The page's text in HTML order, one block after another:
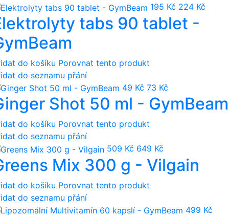
195 Kč 224 Kč
tabs 90 tablet -
do košíku Porovnat tento produkt
do seznamu přání
49 Kč 73 Kč
Shot 50 ml - GymBeam
do košíku Porovnat tento produkt
do seznamu přání
509 Kč 649 Kč
Mix 300 g - Vilgain
do košíku Porovnat tento produkt
do seznamu přání
499 Kč